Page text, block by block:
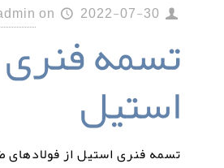
on 2022-07-30
تسمه فنری
استیل
تسمه فنری استیل از فولادهای